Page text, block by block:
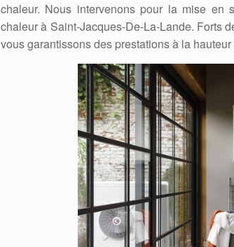
chaleur. Nous intervenons pour la mise en
chaleur à Saint-Jacques-De-La-Lande. Forts
vous garantissons des prestations à la